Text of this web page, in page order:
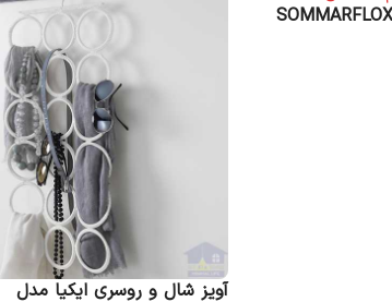
آویز شال و روسری ایکیا مدل